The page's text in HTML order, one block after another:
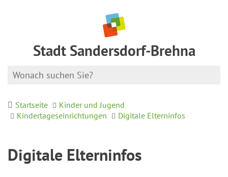
Stadt Sandersdorf-Brehna
Startseite
Kinder und Jugend
Kindertageseinrichtungen
Digitale Elterninfos
Digitale Elterninfos